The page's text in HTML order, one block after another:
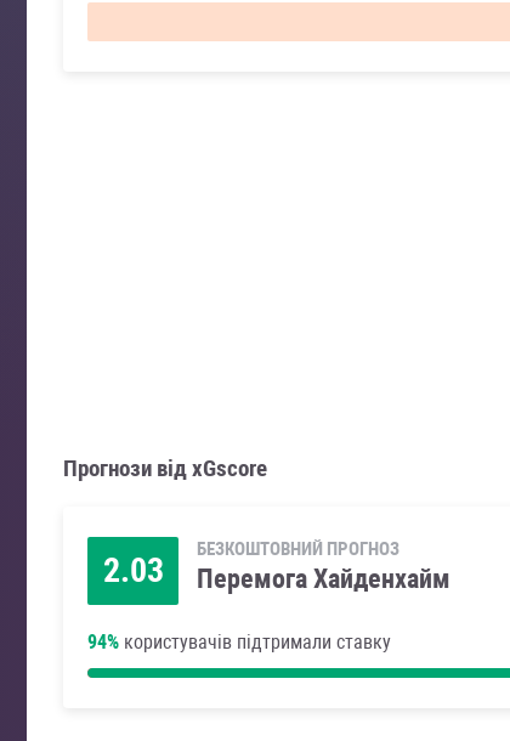
Прогнози від xGscore
2.03
БЕЗКОШТОВНИЙ ПРОГНОЗ
Перемога Хайденхайм
94% користувачів підтримали ставку